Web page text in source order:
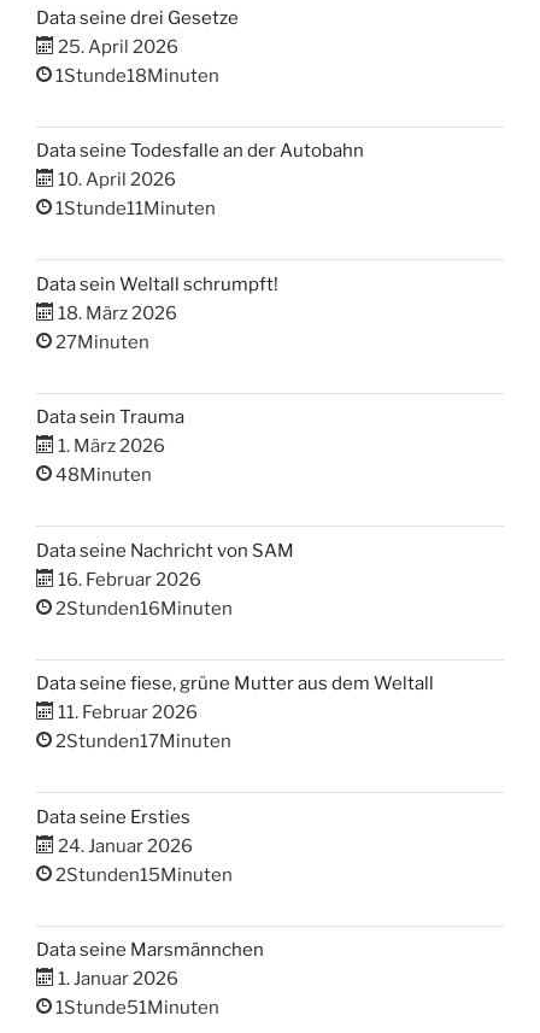
Data seine drei Gesetze
25. April 2026
1Stunde18Minuten
Data seine Todesfalle an der Autobahn
10. April 2026
1Stunde11Minuten
Data sein Weltall schrumpft!
18. März 2026
27Minuten
Data sein Trauma
1. März 2026
48Minuten
Data seine Nachricht von SAM
16. Februar 2026
2Stunden16Minuten
Data seine fiese, grüne Mutter aus dem Weltall
11. Februar 2026
2Stunden17Minuten
Data seine Ersties
24. Januar 2026
2Stunden15Minuten
Data seine Marsmännchen
1. Januar 2026
1Stunde51Minuten